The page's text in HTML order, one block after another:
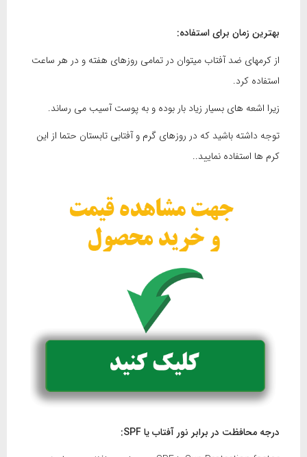
بهترین زمان برای استفاده:
از کرمهای ضد آفتاب میتوان در تمامی روزهای هفته و در هر ساعت
استفاده کرد.
زیرا اشعه های بسیار زیاد بار بوده و به پوست آسیب می رساند.
توجه داشته باشید که در روزهای گرم و آفتابی تابستان حتما از این
کرم ها استفاده نمایید..
درجه محافظت در برابر نور آفتاب یاSPF
: